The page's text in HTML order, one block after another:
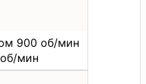
900 об/мин
мин